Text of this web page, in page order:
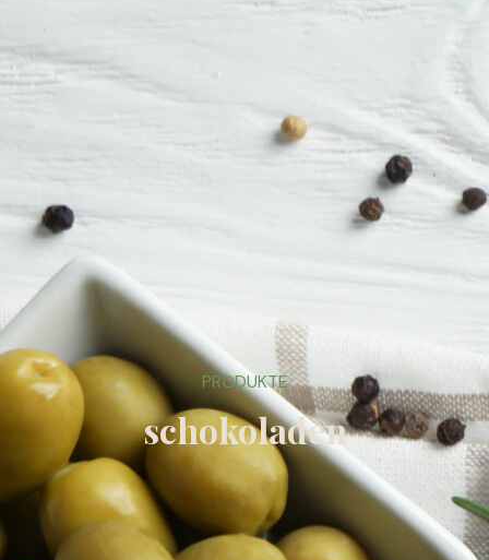
PRODUKTE
schokoladen